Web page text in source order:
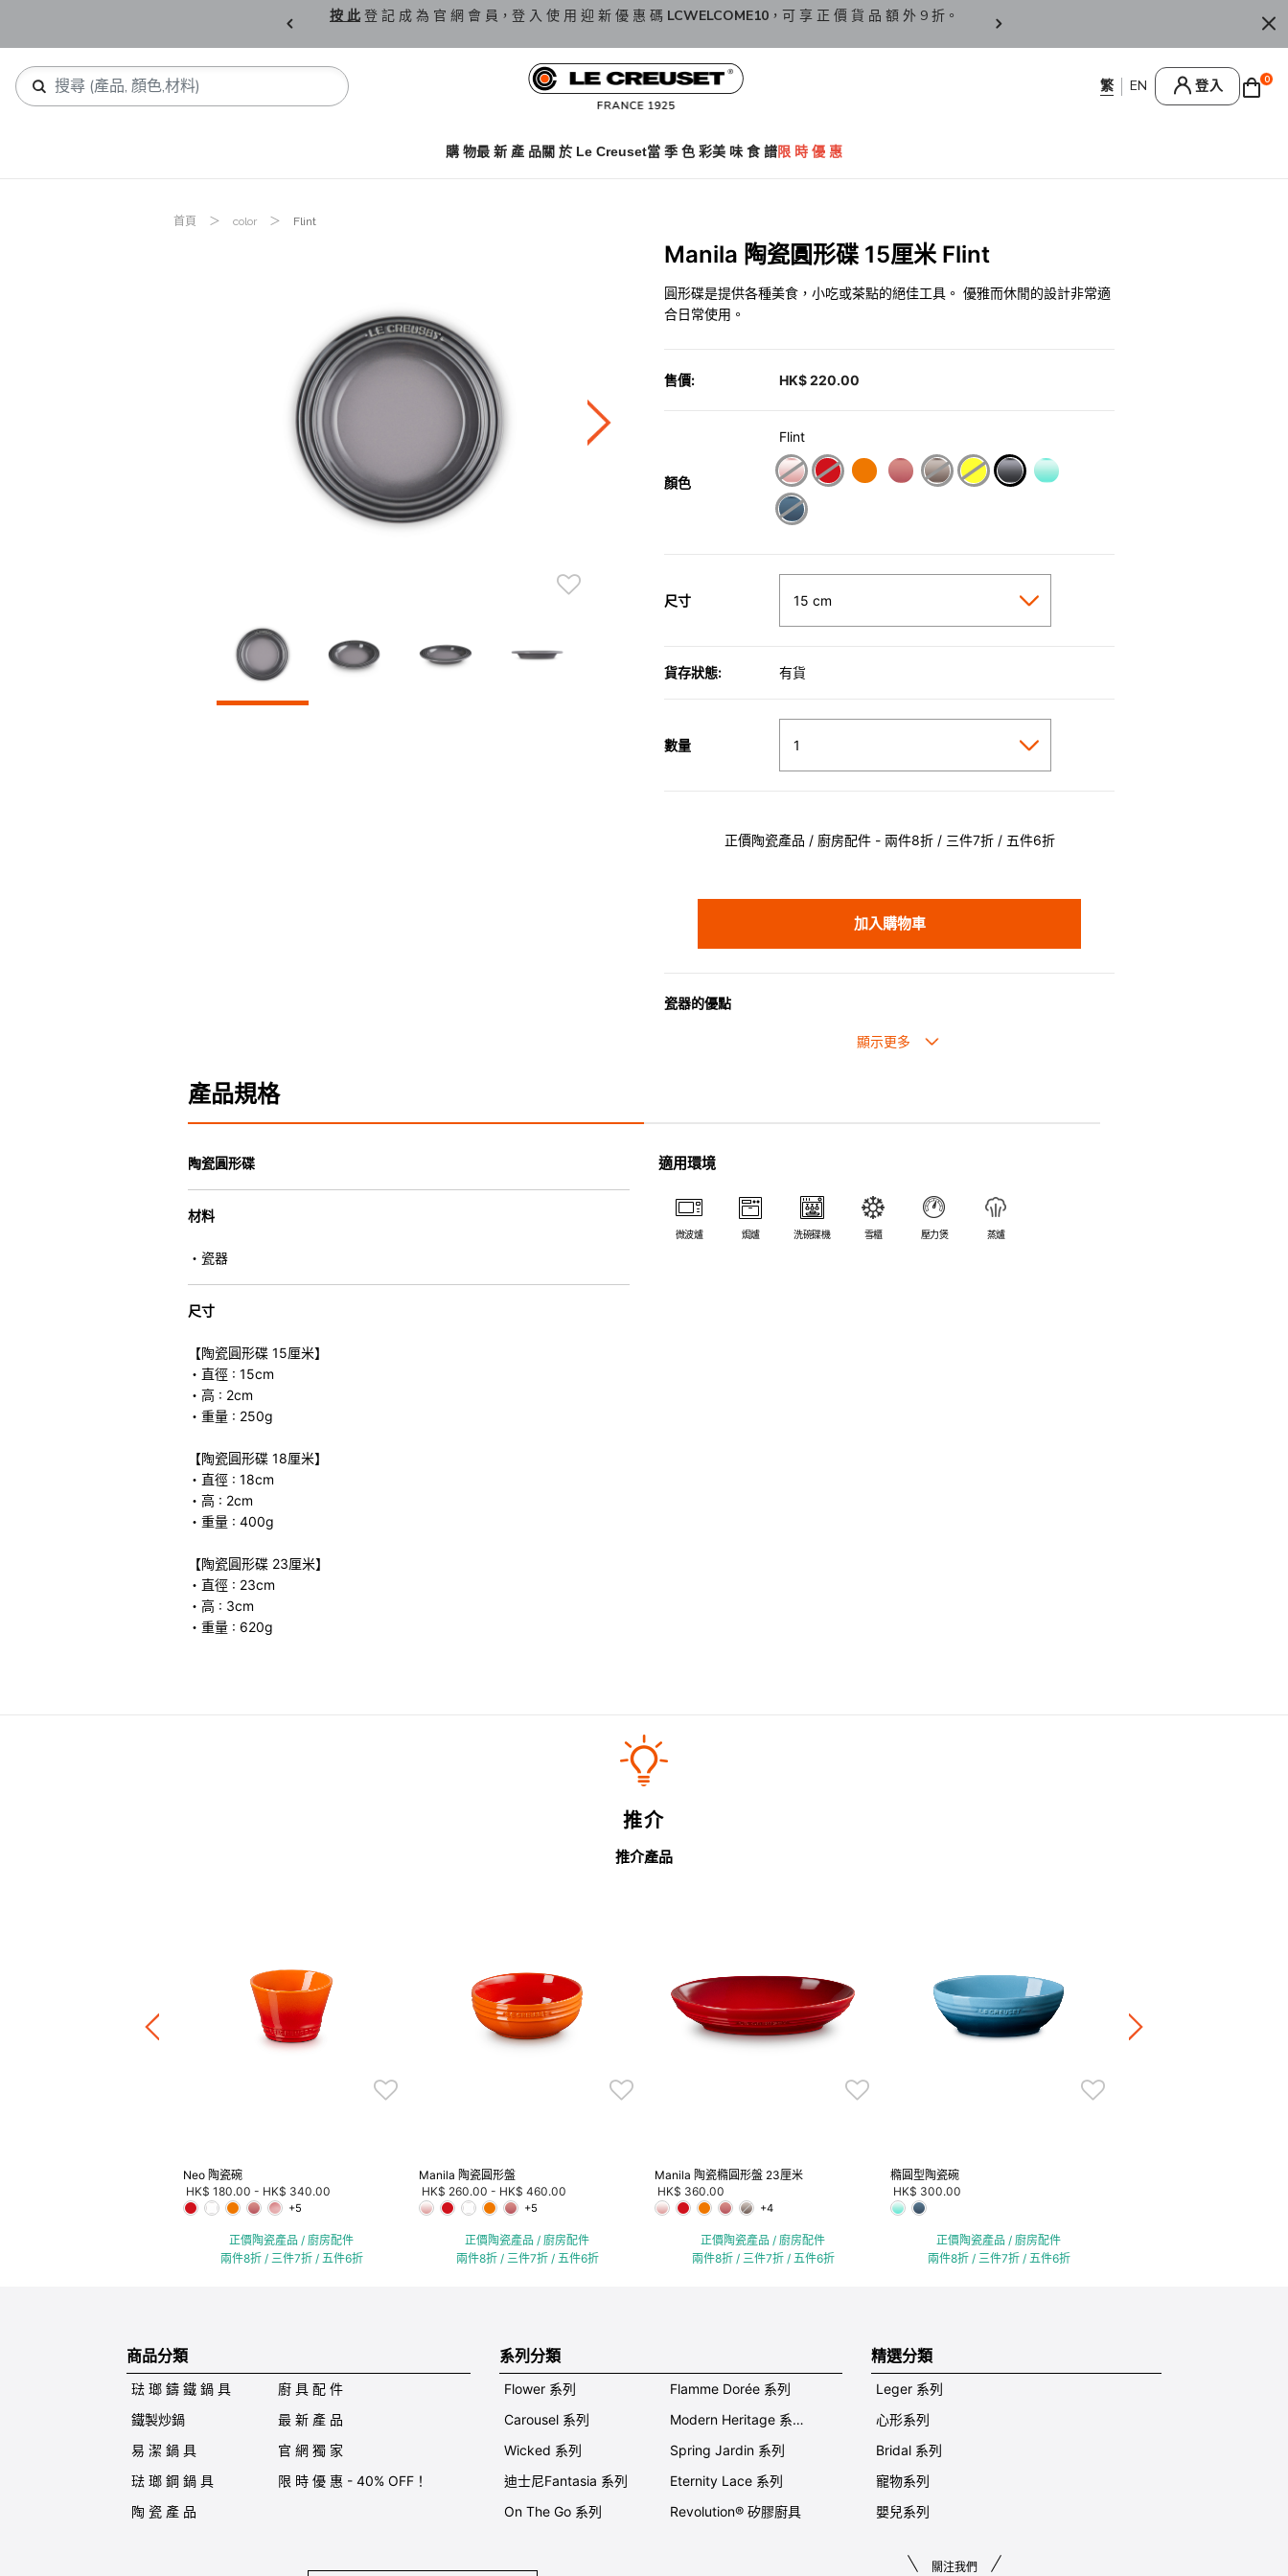
按 此 登 記 成 為 官 網 會 員，登 入 使 用 迎 新 優 惠 碼 LCWELCOME10 ，可 享 正 價 貨 品 額 外 9 折。 香 港 / 澳 門 訂 單 滿
登入 0
購 物最 新 產 品關 於 Le Creuset當 季 色 彩美 味 食 譜限 時 優 惠
首頁 color Flint
Manila 陶瓷圓形碟 15厘米 Flint
圓形碟是提供各種美食，小吃或茶點的絕佳工具。 優雅而休閒的設計非常適
合日常使用。
售價: HK$ 220.00
顏色
Flint
尺寸
貨存狀態: 有貨
數量
正價陶瓷產品 / 廚房配件 - 兩件8折 / 三件7折 / 五件6折
加入購物車
瓷器的優點
• 耐熱性極佳，適用於微波爐，也可放入焗爐，耐熱程度高達260℃。
• 即使經常使用亦不會容易吸取食物氣味。
*不可直接用於熱源上
產品規格
陶瓷圓形碟
材料
・瓷器
尺寸
【陶瓷圓形碟 15厘米】
・直徑 : 15cm
・高 : 2cm
・重量 : 250g
【陶瓷圓形碟 18厘米】
・直徑 : 18cm
・高 : 2cm
・重量 : 400g
【陶瓷圓形碟 23厘米】
・直徑 : 23cm
・高 : 3cm
・重量 : 620g
適用環境
微波爐 焗爐 洗碗碟機 雪櫃 壓力煲 蒸爐
推介
推介產品
Neo 陶瓷碗
HK$ 180.00 - HK$ 340.00
+5
正價陶瓷產品 / 廚房配件
兩件8折 / 三件7折 / 五件6折
Manila 陶瓷圓形盤
HK$ 260.00 - HK$ 460.00
+5
正價陶瓷產品 / 廚房配件
兩件8折 / 三件7折 / 五件6折
Manila 陶瓷橢圓形盤 23厘米
HK$ 360.00
+4
正價陶瓷產品 / 廚房配件
兩件8折 / 三件7折 / 五件6折
橢圓型陶瓷碗
HK$ 300.00
正價陶瓷產品 / 廚房配件
兩件8折 / 三件7折 / 五件6折
商品分類
琺 瑯 鑄 鐵 鍋 具
鐵製炒鍋
易 潔 鍋 具
琺 瑯 鋼 鍋 具
陶 瓷 產 品
廚 具 配 件
最 新 產 品
官 網 獨 家
限 時 優 惠 - 40% OFF！
系列分類
Flower 系列
Carousel 系列
Wicked 系列
迪士尼Fantasia 系列
On The Go 系列
Flamme Dorée 系列
Modern Heritage 系列
Spring Jardin 系列
Eternity Lace 系列
Revolution® 矽膠廚具
精選分類
Leger 系列
心形系列
Bridal 系列
寵物系列
嬰兒系列
關注我們